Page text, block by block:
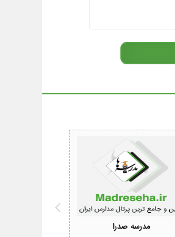
مدرسه صدرا